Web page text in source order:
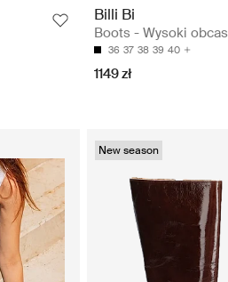
Billi Bi
Boots - Wysoki obcas
36 37 38 39 40
1149 zł
New season